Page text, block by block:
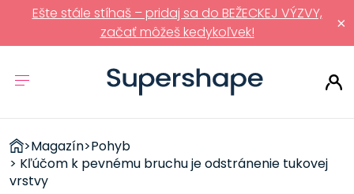
×
Ešte stále stíhaš – pridaj sa do BEŽECKEJ VÝZVY,
začať môžeš kedykoľvek!
ZDRAVÉ
RÝCHLOVKY
>Magazín>Pohyb
> Kľúčom k pevnému bruchu je odstránenie tukovej
vrstvy